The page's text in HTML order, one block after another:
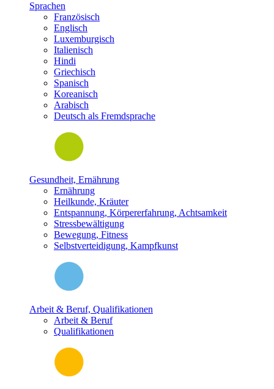
Sprachen
Französisch
Englisch
Luxemburgisch
Italienisch
Hindi
Griechisch
Spanisch
Koreanisch
Arabisch
Deutsch als Fremdsprache
Gesundheit, Ernährung
Ernährung
Heilkunde, Kräuter
Entspannung, Körpererfahrung, Achtsamkeit
Stressbewältigung
Bewegung, Fitness
Selbstverteidigung, Kampfkunst
Arbeit & Beruf, Qualifikationen
Arbeit & Beruf
Qualifikationen